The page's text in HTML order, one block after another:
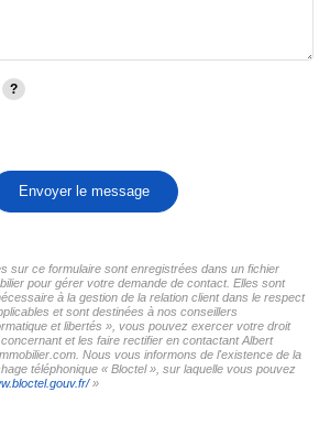
Envoyer le message
sur ce formulaire sont enregistrées dans un fichier
pour gérer votre demande de contact. Elles sont
à la gestion de la relation client dans le respect
et sont destinées à nos conseillers
et libertés », vous pouvez exercer votre droit
et les faire rectifier en contactant Albert
Nous vous informons de l'existence de la
téléphonique « Bloctel », sur laquelle vous pouvez
»